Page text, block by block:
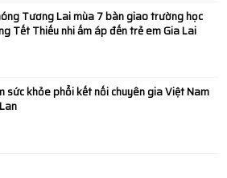
Tương Lai mùa 7 bàn giao trường học
Tết Thiếu nhi ấm áp đến trẻ em Gia Lai
sức khỏe phổi kết nối chuyên gia Việt Nam